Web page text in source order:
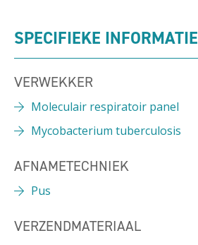
SPECIFIEKE INFORMATIE
VERWEKKER
Moleculair respiratoir panel
Mycobacterium tuberculosis
AFNAMETECHNIEK
Pus
VERZENDMATERIAAL